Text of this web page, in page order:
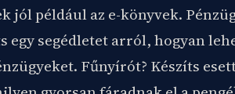
jól például az e-könyvek.
egy segédletet arról, hogyan
Fűnyírót? Készíts